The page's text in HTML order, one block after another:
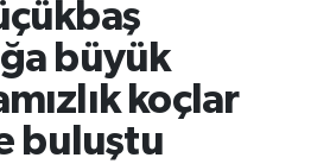
büyük
koçlar
buluştu